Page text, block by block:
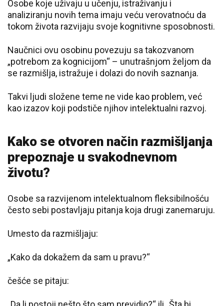
Osobe koje uživaju u učenju, istraživanju i
analiziranju novih tema imaju veću verovatnoću da
tokom života razvijaju svoje kognitivne sposobnosti.
Naučnici ovu osobinu povezuju sa takozvanom
„potrebom za kognicijom“ – unutrašnjom željom da
se razmišlja, istražuje i dolazi do novih saznanja.
Takvi ljudi složene teme ne vide kao problem, već
kao izazov koji podstiče njihov intelektualni razvoj.
Kako se otvoren način razmišljanja
prepoznaje u svakodnevnom
životu?
Osobe sa razvijenom intelektualnom fleksibilnošću
često sebi postavljaju pitanja koja drugi zanemaruju.
Umesto da razmišljaju:
„Kako da dokažem da sam u pravu?“
češće se pitaju: